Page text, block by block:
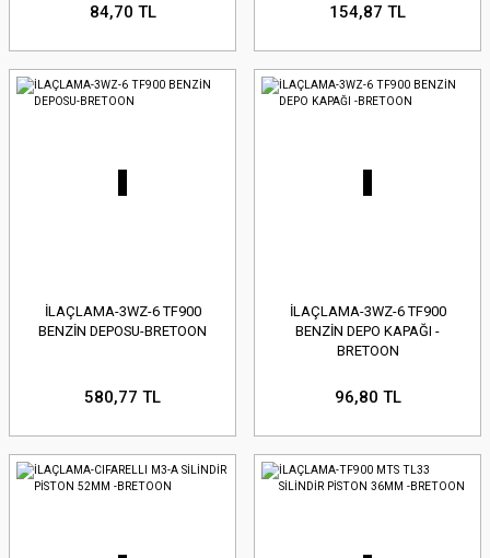
84,70 TL 154,87 TL
İLAÇLAMA-3WZ-6 TF900
BENZİN DEPOSU-BRETOON
580,77 TL
İLAÇLAMA-3WZ-6 TF900
BENZİN DEPO KAPAĞI -
BRETOON
96,80 TL